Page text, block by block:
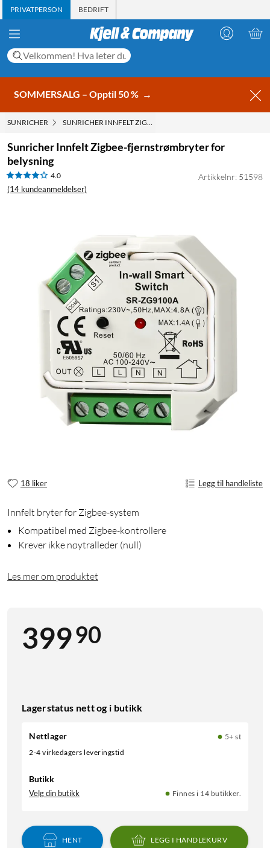
PRIVATPERSON BEDRIFT
SOMMERSALG – Opptil 50 % →
SUNRICHER SUNRICHER INNFELT ZIGBEE-FJERNSTRØMBRYTER FOR
Sunricher Innfelt Zigbee-fjernstrømbryter for
belysning
4.0
(14 kundeanmeldelser)
Artikkelnr: 51598
18 liker Legg til handleliste
Innfelt bryter for Zigbee-system
Kompatibel med Zigbee-kontrollere
Krever ikke nøytralleder (null)
Les mer om produktet
39990
Lagerstatus nett og i butikk
Nettlager
5+ st
2-4 virkedagers leveringstid
Butikk
Velg din butikk Finnes i 14 butikker.
HENT LEGG I HANDLEKURV